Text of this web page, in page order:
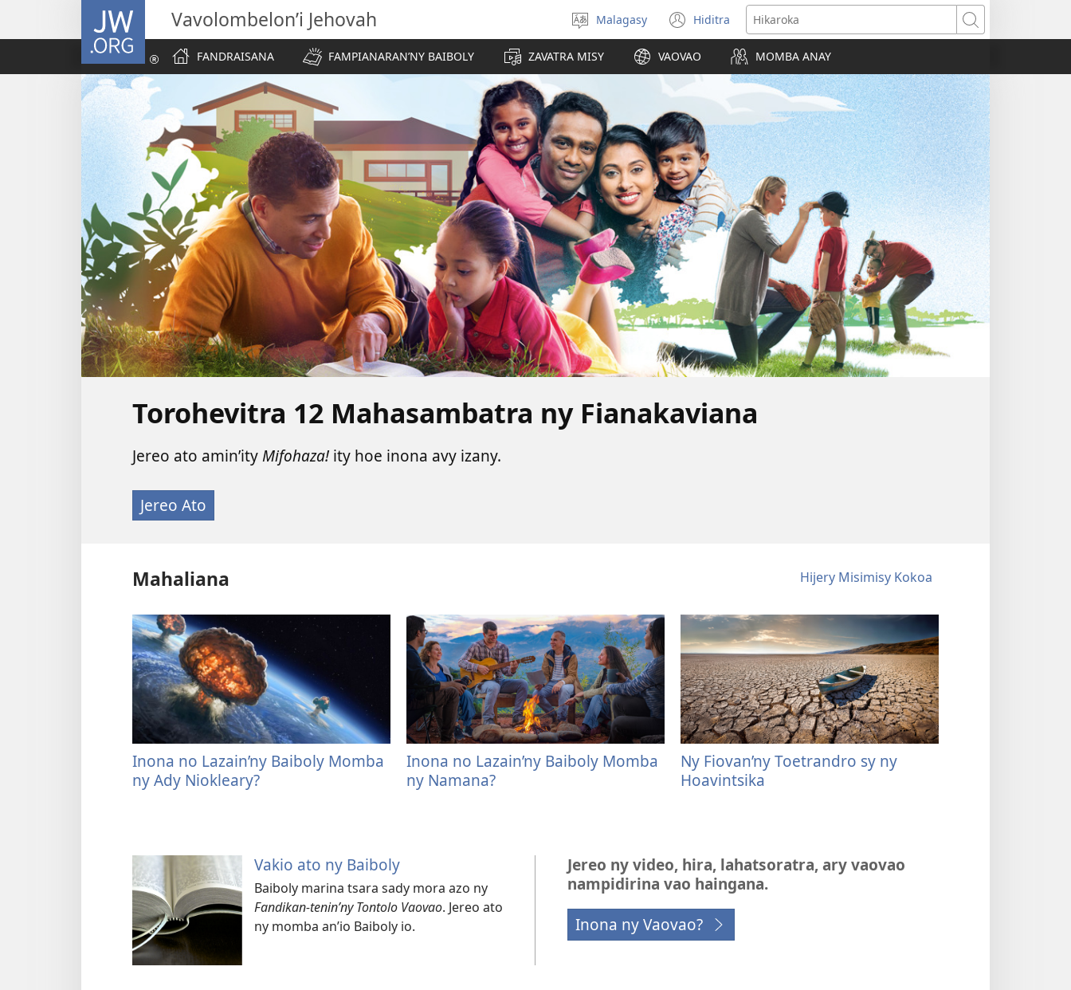
JW.ORG Vavolombelon’i Jehovah
Hifidy
fiteny
Malagasy Hiditra
(manokatra
rohy)
Hikaroka
FANDRAISANA
FAMPIANARAN’NY BAIBOLY ZAVATRA MISY VAOVAO MOMBA ANAY
Torohevitra 12 Mahasambatra ny Fianakaviana
Jereo ato amin’ityMifohaza! ity hoe inona avy izany.
Jereo Ato
Mahaliana Hijery Misimisy Kokoa
Inona no Lazain’ny Baiboly Momba
ny Ady Niokleary?
Inona no Lazain’ny Baiboly Momba
ny Namana?
Ny Fiovan’ny Toetrandro sy ny
Hoavintsika
Vakio ato ny Baiboly
Baiboly marina tsara sady mora azo ny
Fandikan-tenin’ny Tontolo Vaovao. Jereo ato
ny momba an’io Baiboly io.
Jereo ny video, hira, lahatsoratra, ary vaovao
nampidirina vao haingana.
Inona ny Vaovao?